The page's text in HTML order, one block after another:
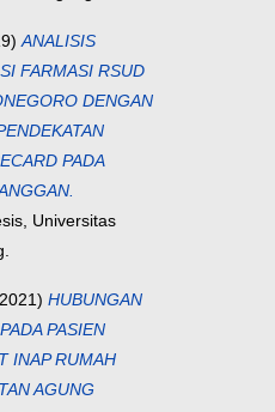
ANALISIS
FARMASI RSUD
DENGAN
PADA
Universitas
HUBUNGAN
PASIEN
INAP RUMAH
AGUNG